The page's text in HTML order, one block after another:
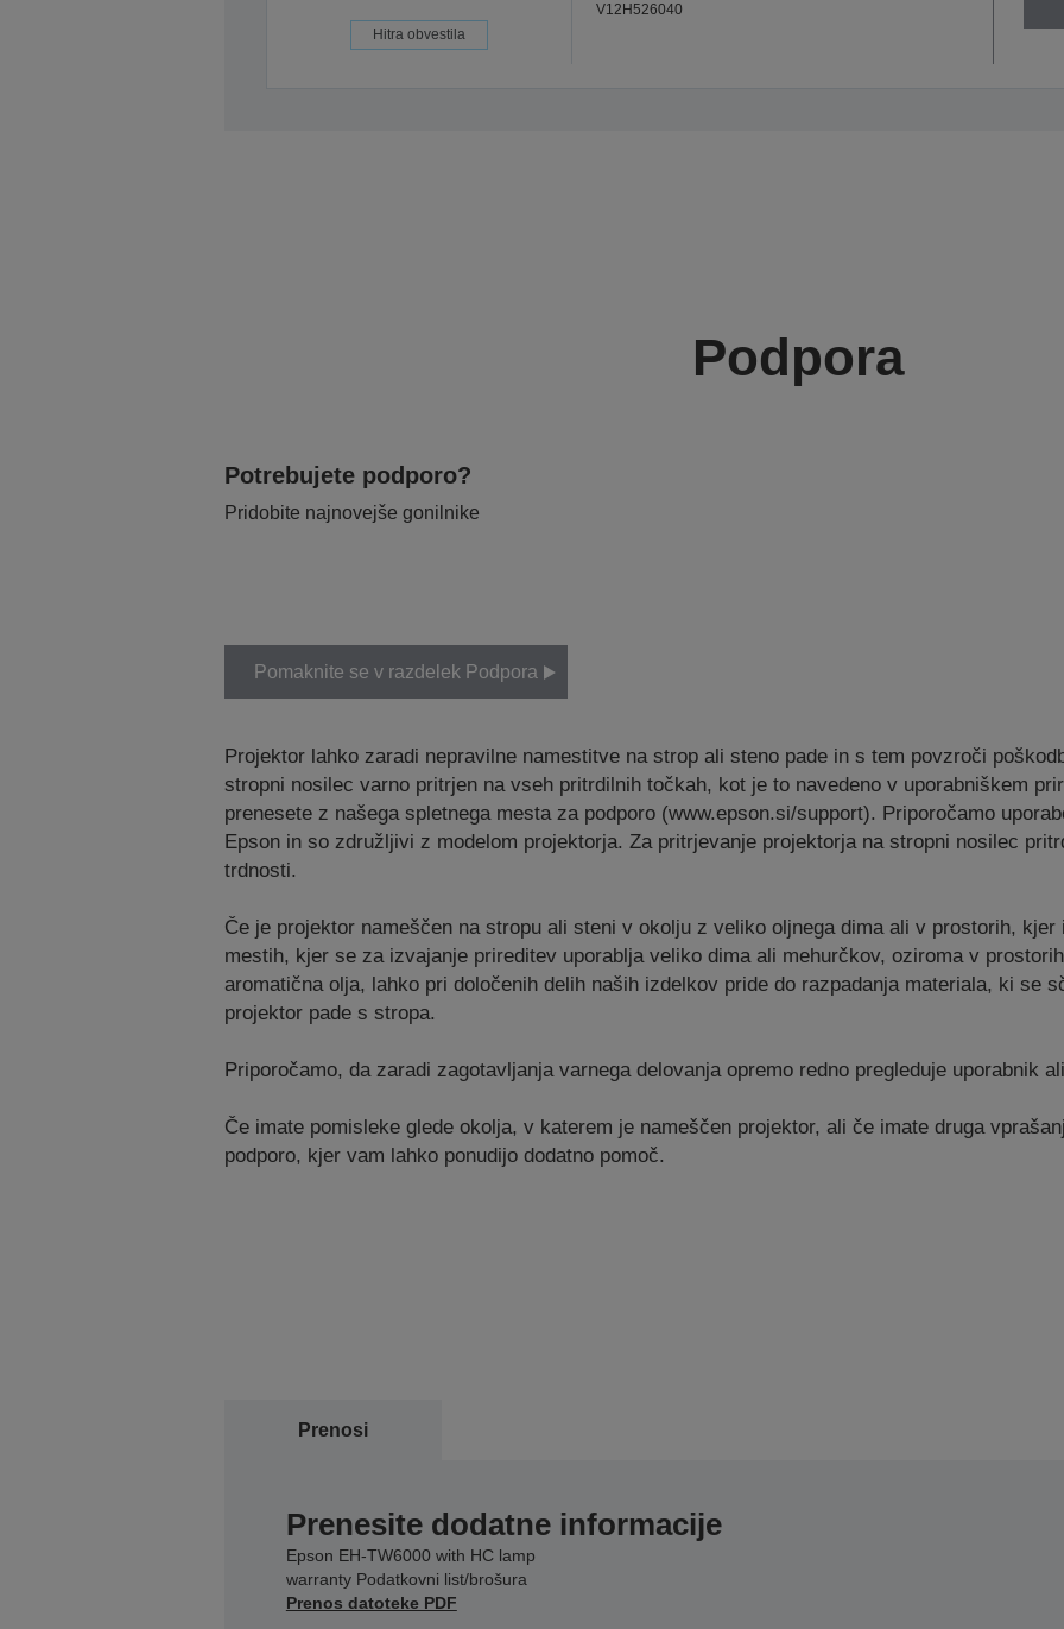
Hitra obvestila
V12H526040
Podpora
Potrebujete podporo?
Pridobite najnovejše gonilnike
Pomaknite se v razdelek Podpora
Projektor lahko zaradi nepravilne namestitve na strop ali steno pade in s tem povzroči
stropni nosilec varno pritrjen na vseh pritrdilnih točkah, kot je to navedeno v uporabniškem
prenesete z našega spletnega mesta za podporo (www.epson.si/support). Priporočamo
Epson in so združljivi z modelom projektorja. Za pritrjevanje projektorja na stropni nosilec
trdnosti.
Če je projektor nameščen na stropu ali steni v okolju z veliko oljnega dima ali v prostorih,
mestih, kjer se za izvajanje prireditev uporablja veliko dima ali mehurčkov, oziroma v
aromatična olja, lahko pri določenih delih naših izdelkov pride do razpadanja materiala, ki se
projektor pade s stropa.
Priporočamo, da zaradi zagotavljanja varnega delovanja opremo redno pregleduje uporabnik
Če imate pomisleke glede okolja, v katerem je nameščen projektor, ali če imate druga
podporo, kjer vam lahko ponudijo dodatno pomoč.
Prenosi
Prenesite dodatne informacije
Epson EH-TW6000 with HC lamp
warranty Podatkovni list/brošura
Prenos datoteke PDF